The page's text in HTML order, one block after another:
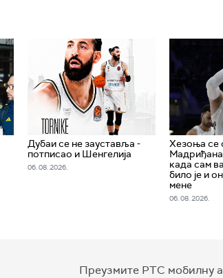
Дубаи се не зауставља -
потписао и Шенгелија
06. 08. 2026.
Хезоња се
када сам
било је и
мене
06. 08. 2026.
Преузмите РТС мобилну